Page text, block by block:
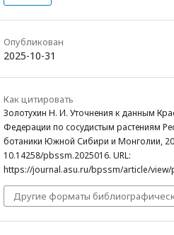
Опубликован
2025-10-31
Как цитировать
Золотухин Н. И. Уточнения к данным
Федерации по сосудистым растениям
ботаники Южной Сибири и Монголии,
10.14258/pbssm.2025016. URL:
https://journal.asu.ru/bpssm/article/view/
Другие форматы